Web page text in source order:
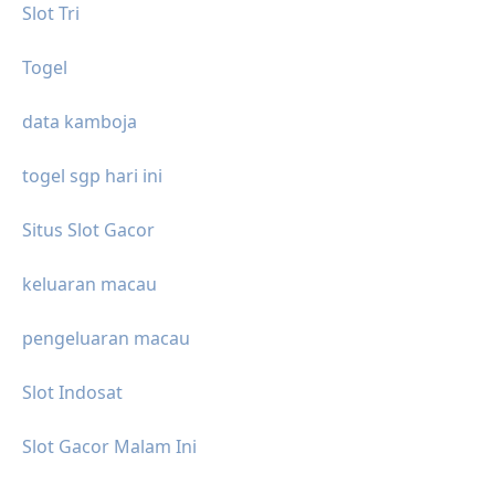
Slot Tri
Togel
data kamboja
togel sgp hari ini
Situs Slot Gacor
keluaran macau
pengeluaran macau
Slot Indosat
Slot Gacor Malam Ini